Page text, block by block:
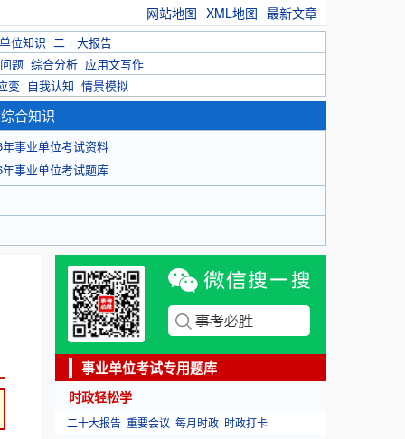
网站地图 XML地图 最新文章
位知识 二十大报告
题 综合分析 应用文写作
变 自我认知 情景模拟
合知识
年事业单位考试资料
年事业单位考试题库
事业单位考试专用题库
时政轻松学
二十大报告 重要会议 每月时政 时政打卡